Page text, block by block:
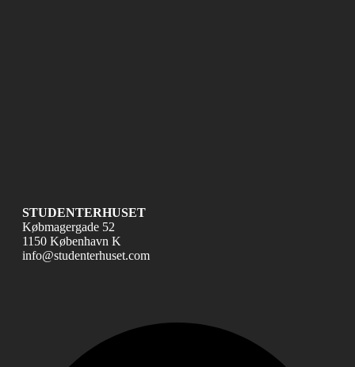
STUDENTERHUSET
Købmagergade 52
1150 København K
info@studenterhuset.com